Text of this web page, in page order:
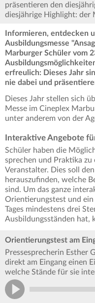
präsentieren den
diesjährige Highlight: der
Informieren, entdecken
Ausbildungsmesse
Marburger Schüler vom
erfreulich: Dieses Jahr
nie dabei und
Dieses Jahr stellen sich
Messe im Cineplex
unter anderem von der
Interaktive Angebote
Schüler haben die
sprechen und Praktika zu
Veranstalter. Dies soll
herauszufinden, welche
sind. Um das ganze
Orientierungstest und ein
Tages mindestens drei
Ausbildungsständen hat,
Orientierungstest am
Pressesprecherin Esther
direkt am Eingang einen
welche Stände für sie